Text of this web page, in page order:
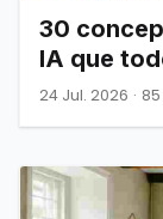
30
IA que
dominar
24 Jul. 2026 ·